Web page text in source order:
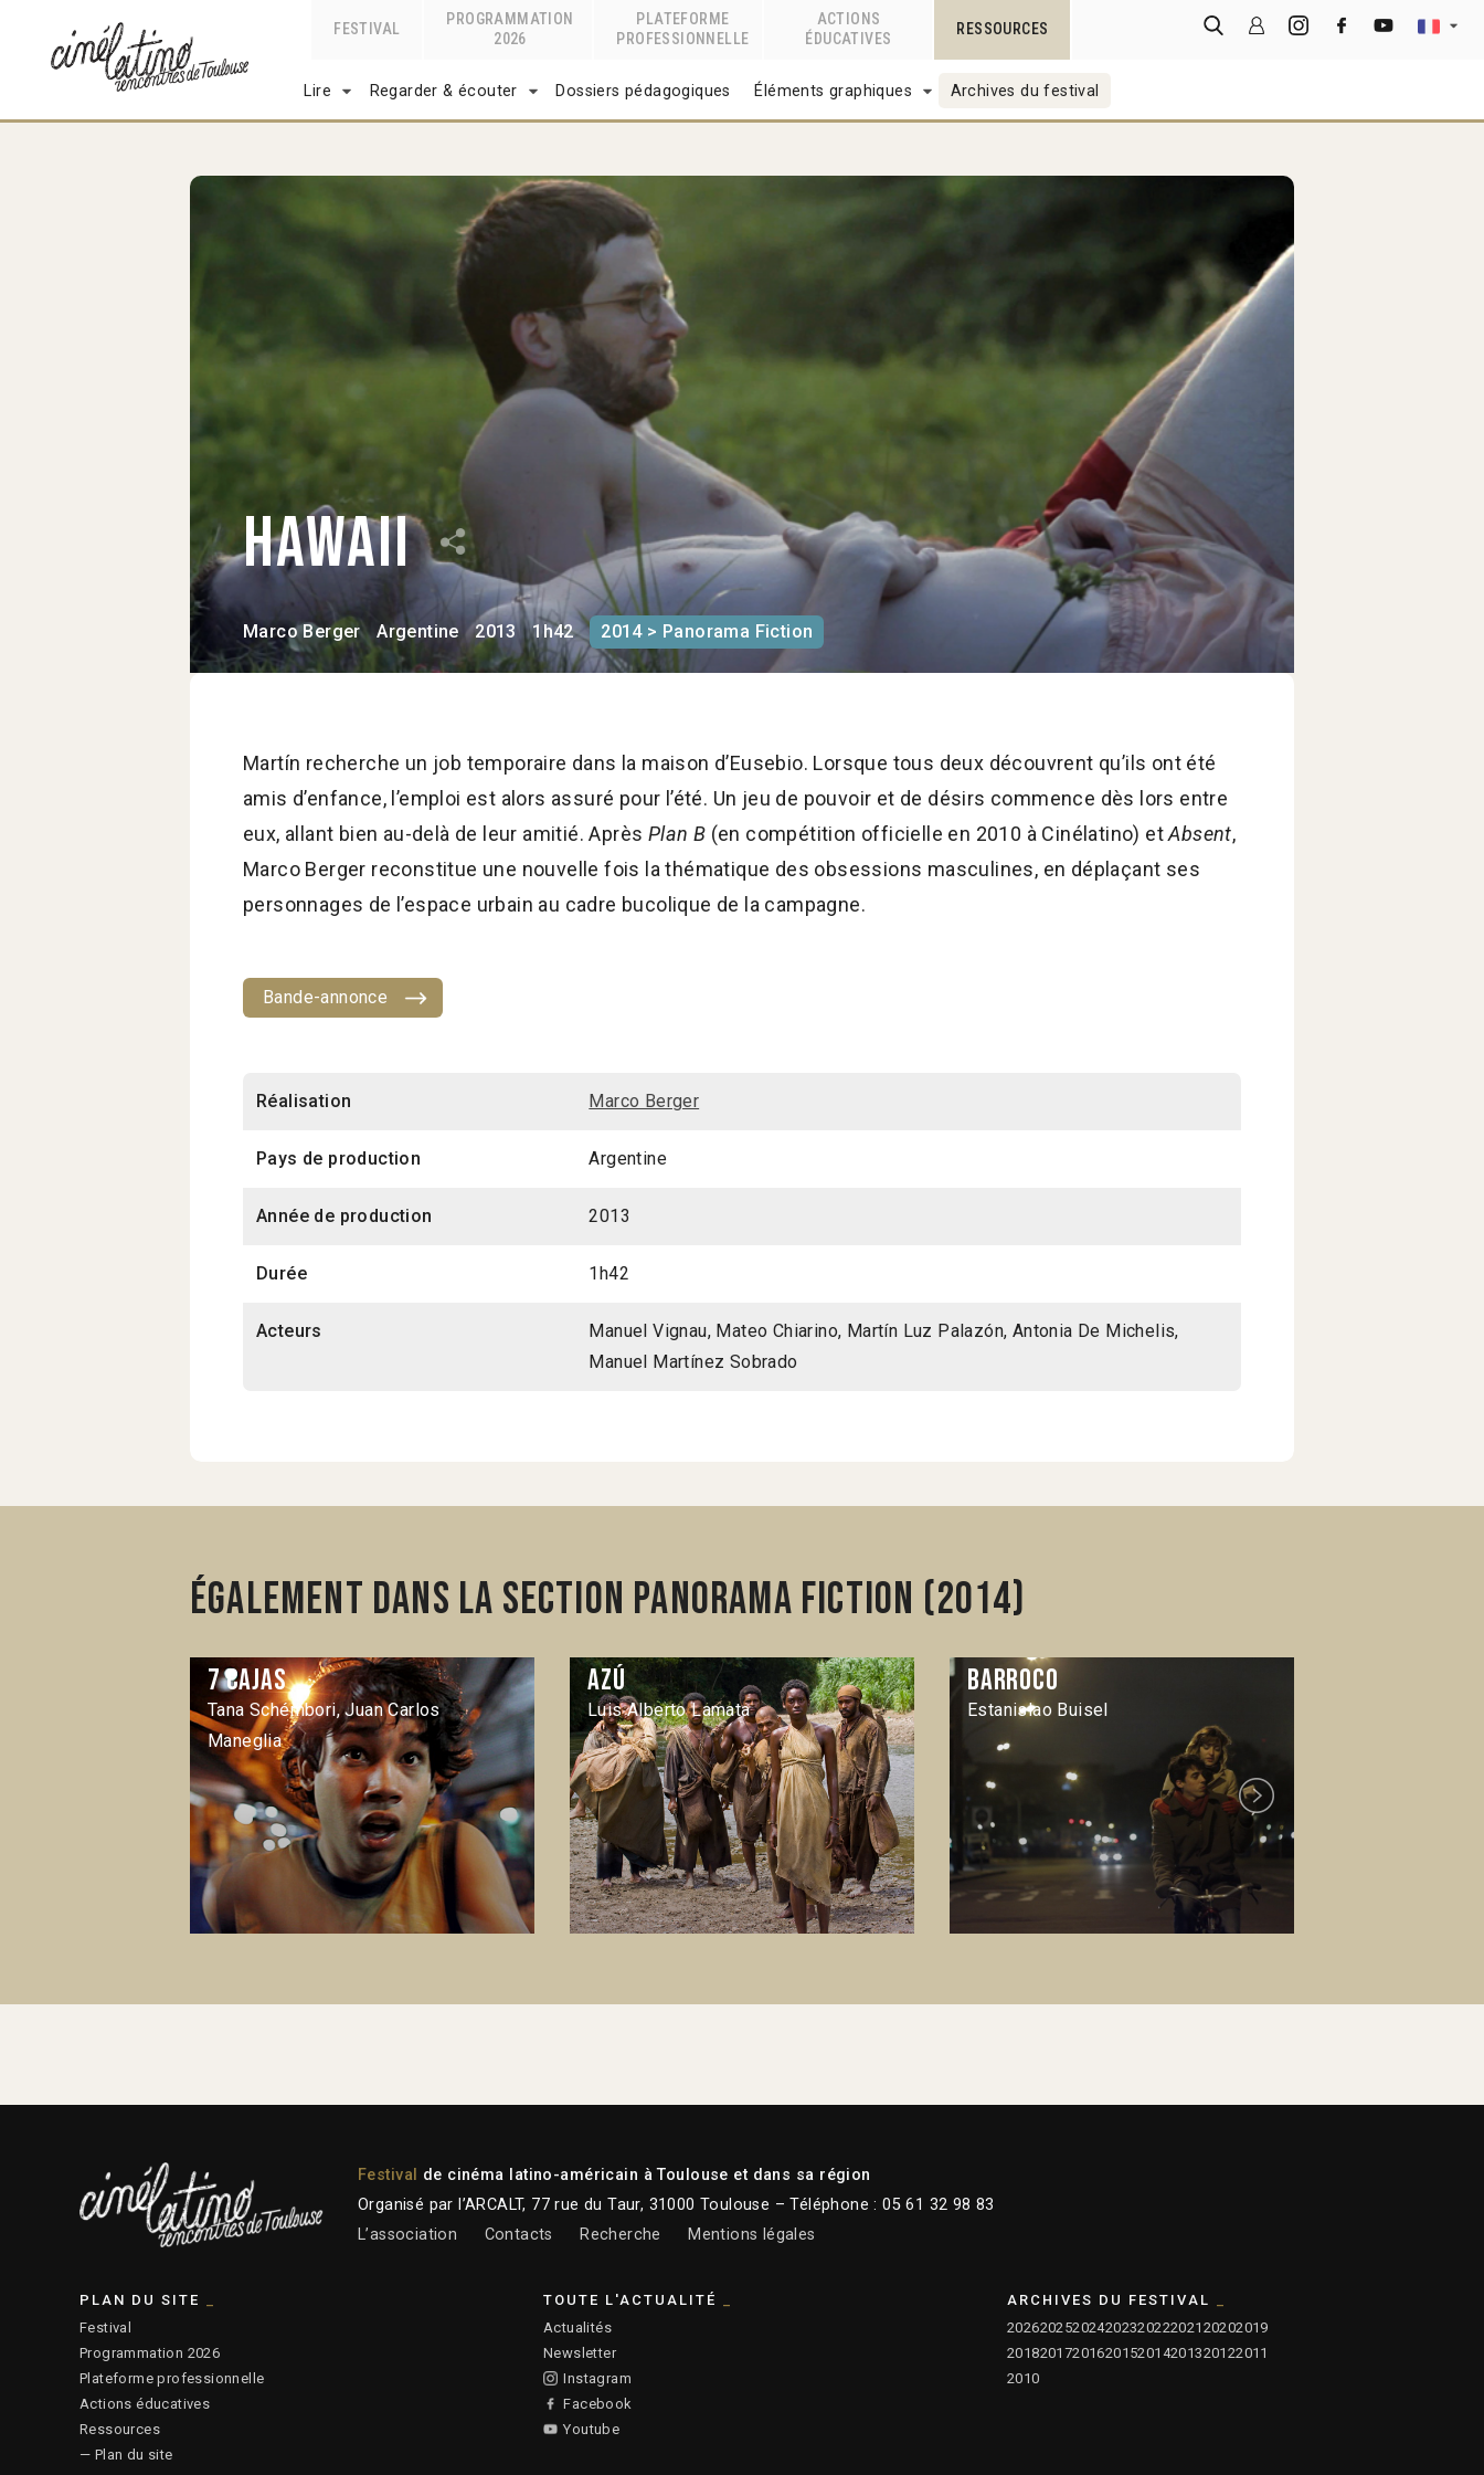
FESTIVAL
PROGRAMMATION
2026
PLATEFORME
PROFESSIONNELLE
ACTIONS
ÉDUCATIVES
RESSOURCES
Lire Regarder & écouter Dossiers pédagogiques Éléments graphiques Archives du festival
Hawaii
Marco Berger Argentine 2013 1h42 2014 > Panorama Fiction
Martín recherche un job temporaire dans la maison d’Eusebio. Lorsque tous deux découvrent qu’ils ont été
amis d’enfance, l’emploi est alors assuré pour l’été. Un jeu de pouvoir et de désirs commence dès lors entre
eux, allant bien au-delà de leur amitié. Après Plan B (en compétition officielle en 2010 à Cinélatino) etAbsent,
Marco Berger reconstitue une nouvelle fois la thématique des obsessions masculines, en déplaçant ses
personnages de l’espace urbain au cadre bucolique de la campagne.
Bande-annonce
Réalisation Marco Berger
Pays de production Argentine
Année de production 2013
Durée 1h42
Acteurs
Manuel Vignau, Mateo Chiarino, Martín Luz Palazón, Antonia De Michelis,
Manuel Martínez Sobrado
Également dans la section Panorama Fiction (2014)
7 cajas
Tana Schémbori, Juan Carlos
Maneglia
Azú
Luis Alberto Lamata
Barroco
Estanislao Buisel
Next
Festival
de cinéma latino-américain à Toulouse et dans sa région
Organisé par l’ARCALT, 77 rue du Taur, 31000 Toulouse – Téléphone : 05 61 32 98 83
L’association
Contacts Recherche Mentions légales
PLAN DU SITE
Festival
Programmation 2026
Plateforme professionnelle
Actions éducatives
Ressources
— Plan du site
TOUTE L'ACTUALITÉ
Actualités
Newsletter
Instagram
Facebook
Youtube
ARCHIVES DU FESTIVAL
202620252024202320222021 20202019
20182017201620152014201320122011
2010